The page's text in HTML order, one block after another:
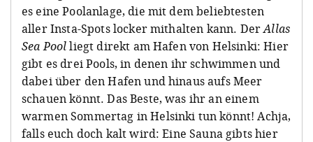
es eine Poolanlage, die mit dem beliebtesten
aller Insta-Spots locker mithalten kann. DerAllas
Sea Poolliegt direkt am Hafen von Helsinki: Hier
gibt es drei Pools, in denen ihr schwimmen und
dabei über den Hafen und hinaus aufs Meer
schauen könnt. Das Beste, was ihr an einem
warmen Sommertag in Helsinki tun könnt! Achja,
falls euch doch kalt wird: Eine Sauna gibts hier